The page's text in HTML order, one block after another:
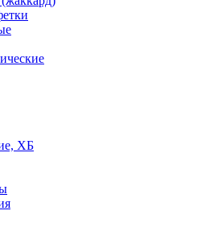
ХБ